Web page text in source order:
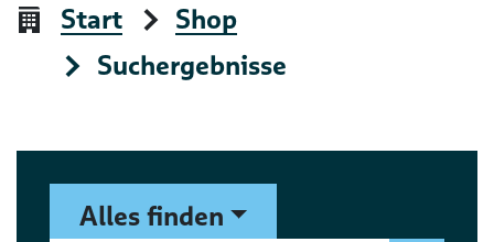
Start
Shop
Suchergebnisse
Suchformular
Alles finden
Suchbegriff